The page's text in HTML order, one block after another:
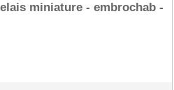
miniature - embrochab -